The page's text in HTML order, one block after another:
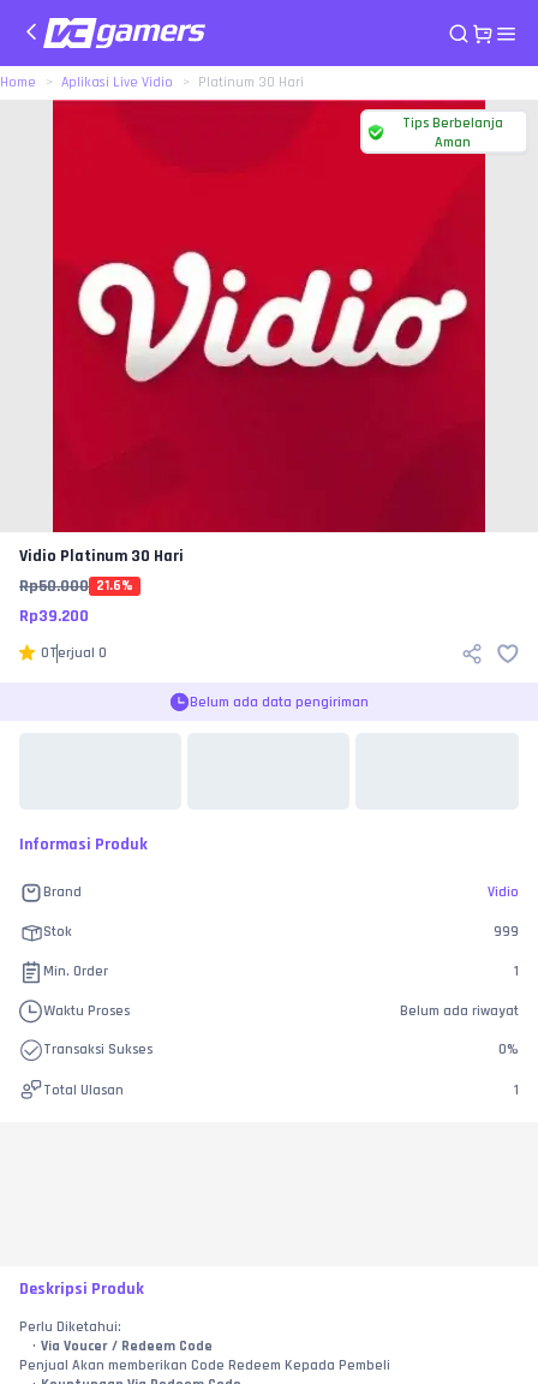
Home Aplikasi Live Vidio Platinum 30 Hari
Tips Berbelanja
Aman
Vidio Platinum 30 Hari
Rp50.000 21.6%
Rp39.200
0Terjual 0
Belum ada data pengiriman
Informasi Produk
Brand Vidio
Stok 999
Min. Order 1
Waktu Proses Belum ada riwayat
Transaksi Sukses 0%
Total Ulasan 1
Deskripsi Produk
Perlu Diketahui:
Via Voucer / Redeem Code
Penjual Akan memberikan Code Redeem Kepada Pembeli